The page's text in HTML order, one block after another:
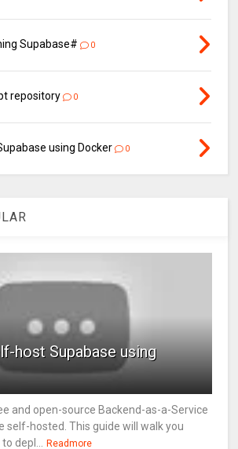
Supabase# 0
repository 0
using Docker 0
host Supabase using
and open-source Backend-as-a-Service
self-hosted. This guide will walk you
depl... Readmore